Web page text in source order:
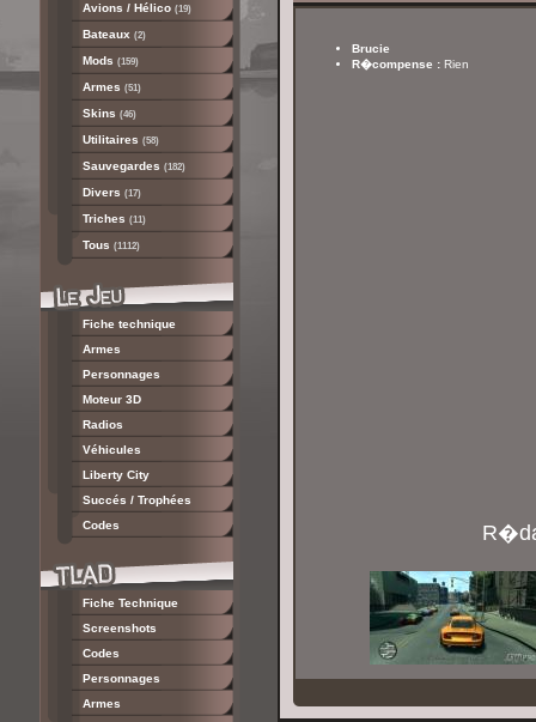
Avions / Hélico (19)
Bateaux (2)
Mods (159)
Armes (51)
Skins (46)
Utilitaires (58)
Sauvegardes (182)
Divers (17)
Triches (11)
Tous (1112)
Fiche technique
Armes
Personnages
Moteur 3D
Radios
Véhicules
Liberty City
Succés / Trophées
Codes
Fiche Technique
Screenshots
Codes
Personnages
Armes
Brucie
R�compense :Rien